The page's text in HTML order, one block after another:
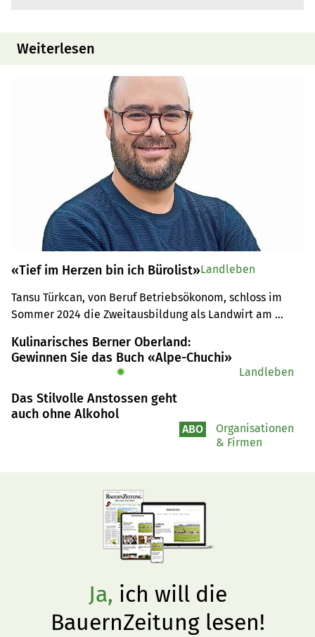
Weiterlesen
«Tief im Herzen bin ich Bürolist»
Tansu Türkcan, von Beruf Betriebsökonom, schloss im
Sommer 2024 die Zweitausbildung als Landwirt am
bewirtschaftet er einen Betrieb in Wilchingen.
Landleben
Kulinarisches Berner Oberland:
Gewinnen Sie das Buch «Alpe-Chuchi»
✹ Landleben
Das Stilvolle Anstossen geht
auch ohne Alkohol
ABO
Organisationen
& Firmen
Ja, ich will die
BauernZeitung lesen!